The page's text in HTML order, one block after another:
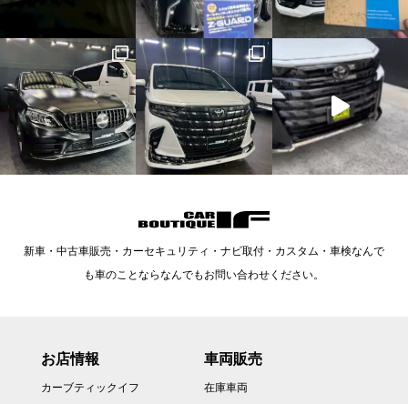
新車・中古車販売・カーセキュリティ・ナビ取付・カスタム・車検なんで
も車のことならなんでもお問い合わせください。
お店情報
カーブティックイフ
車両販売
在庫車両